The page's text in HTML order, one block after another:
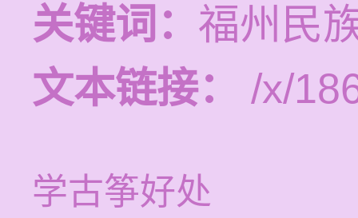
关键词： 福州民
文本链接：
/x/
学古筝好处